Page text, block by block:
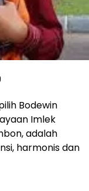
Bodewin
Imlek
adalah
harmonis dan